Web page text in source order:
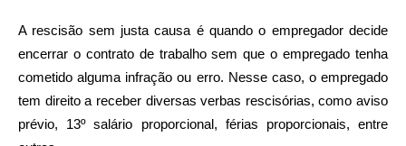
A rescisão sem justa causa é quando o empregador decide
encerrar o contrato de trabalho sem que o empregado tenha
cometido alguma infração ou erro. Nesse caso, o empregado
tem direito a receber diversas verbas rescisórias, como aviso
prévio, 13º salário proporcional, férias proporcionais, entre